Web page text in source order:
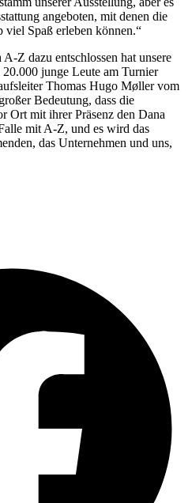
angeboten, mit denen die
viel Spaß erleben können.“
Z dazu entschlossen hat unsere
junge Leute am Turnier
Thomas Hugo Møller vom
Bedeutung, dass die
Ort mit ihrer Präsenz den Dana
mit A-Z, und es wird das
das Unternehmen und uns,